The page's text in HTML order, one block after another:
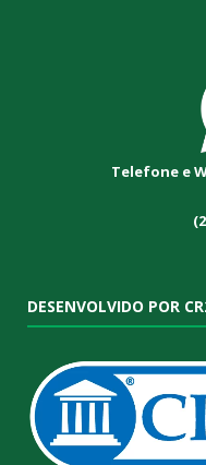
Telefone e
DESENVOLVIDO POR